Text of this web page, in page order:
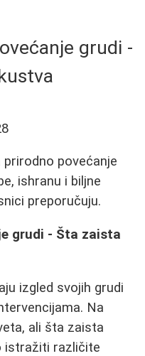
grudi -
povećanje
ishranu i biljne
preporučuju.
grudi - Šta zaista
izgled svojih grudi
Na
ali šta zaista
istražiti različite